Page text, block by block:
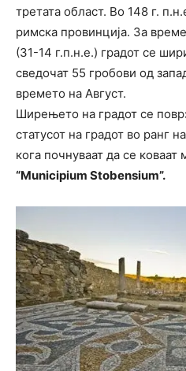
третата област. Во 148 г.
римска провинција. За
(31-14 г.п.н.е.) градот се
сведочат 55 гробови од
времето на Август.
Ширењето на градот се
статусот на градот во ранг
кога почнуваат да се коваат
“Municipium Stobensium”.